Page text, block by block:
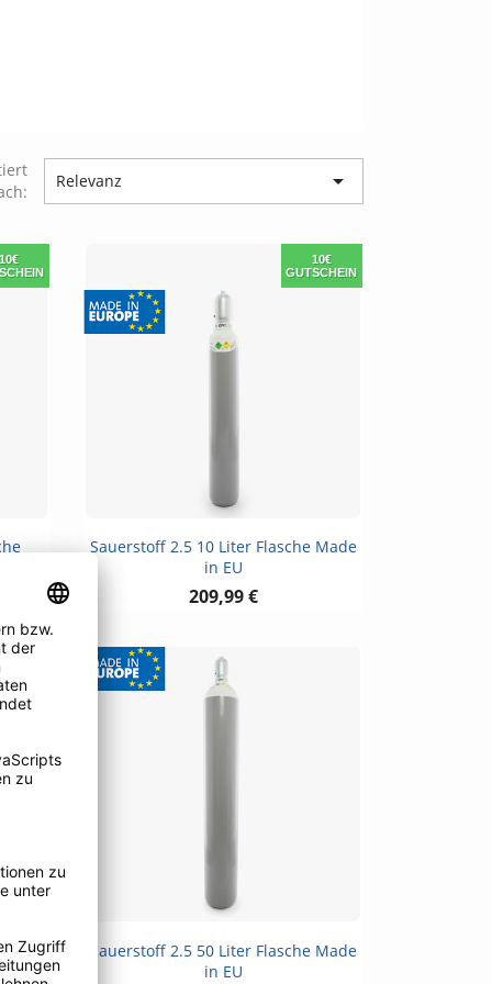
Relevanz 
10€
 Vorschau
10€
GUTSCHEIN
Sauerstoff 2.5 10 Liter Flasche Made
in EU
209,99 €
 Vorschau
Sauerstoff 2.5 50 Liter Flasche Made
in EU